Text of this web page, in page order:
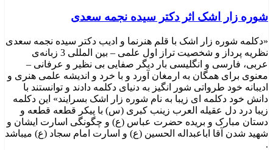
شوره زار اشک اثر دکتر سیده نجمه سعدی
«دکلمه شوره زار اشک با قلم هنرنما و ادیب دکتر سیده نجمه سعدی
نظریه پرداز و شخصیت تراز اول علمی – بین المللی 3 زبانه‌ی
عربی، فارسی و انگلیسی بار دیگر صفایی بی نظیر و عرفانی –
معنوی برای همگان به ارمغان آورد و با خرد و اندیشه علمی هنری و
ادیبانه خود طرواتی شور انگیز به دنیای دکلمه دادند و توانستند با
دانش خود دکلمه ای زیبا به نام شوره زار اشک بسرایند» این دکلمه
زیبا درد دل عقیله العرب زینب کبری (س) با پیکر قطعه قطعه و
دستان مبارک و بریده حضرت عباس (ع) و چگونگی اسارت ایشان و
شهید شدن آقا اباعبداله الحسین (ع) و اسارت امام سجاد (ع) میباشد
.